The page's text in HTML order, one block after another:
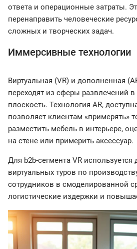
ответа и операционные затраты.
перенаправить человеческие
сложных и творческих задач.
Иммерсивные технологии
Виртуальная (VR) и дополненная
переходят из сферы развлечений
плоскость. Технология AR,
позволяет клиентам «примерять»
разместить мебель в интерьере,
на стене или примерить аксессуар.
Для b2b-сегмента VR используется
виртуальных туров по
сотрудников в смоделированной
логистические издержки и